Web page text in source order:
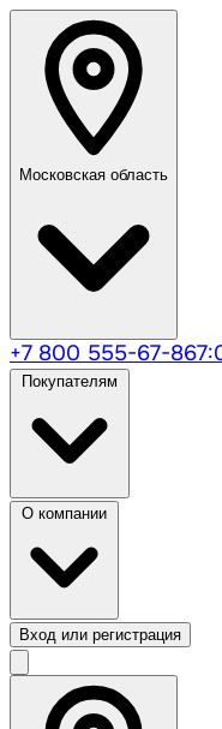
Московская область
+7 800 555-67-86
Вход или регистрация